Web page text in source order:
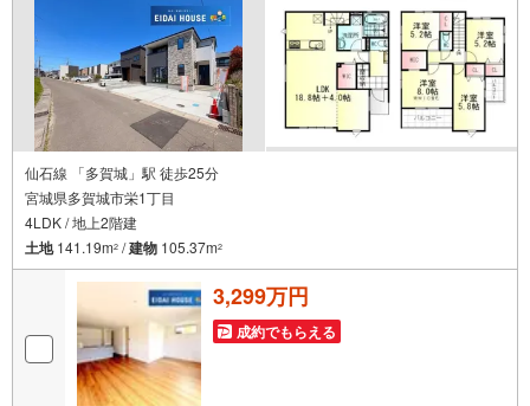
仙石線 「多賀城」駅 徒歩25分
宮城県多賀城市栄1丁目
4LDK / 地上2階建
土地141.19m2 /建物 105.37m2
3,299万円
成約でもらえる